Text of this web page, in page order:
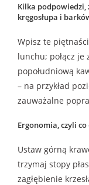
Kilka podpowiedzi,
kręgosłupa i
Wpisz te
lunchu; połącz je
popołudniową
– na przykład
zauważalne
Ergonomia, czyli
Ustaw górną
trzymaj stopy
zagłębienie